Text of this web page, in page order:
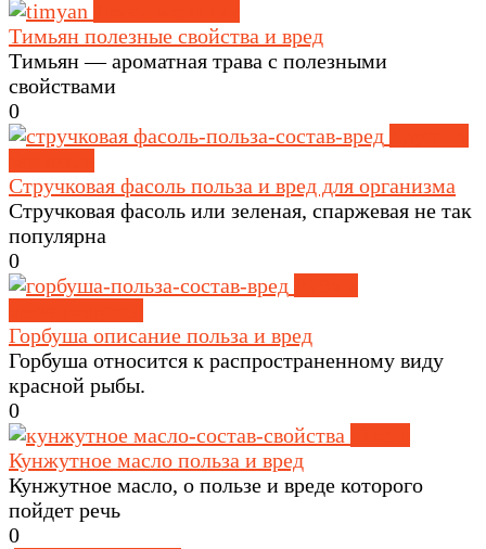
Тимьян полезные свойства и вред
Тимьян — ароматная трава с полезными
свойствами
0
Стручковая фасоль польза и вред для организма
Стручковая фасоль или зеленая, спаржевая не так
популярна
0
Горбуша описание польза и вред
Горбуша относится к распространенному виду
красной рыбы.
0
Кунжутное масло польза и вред
Кунжутное масло, о пользе и вреде которого
пойдет речь
0